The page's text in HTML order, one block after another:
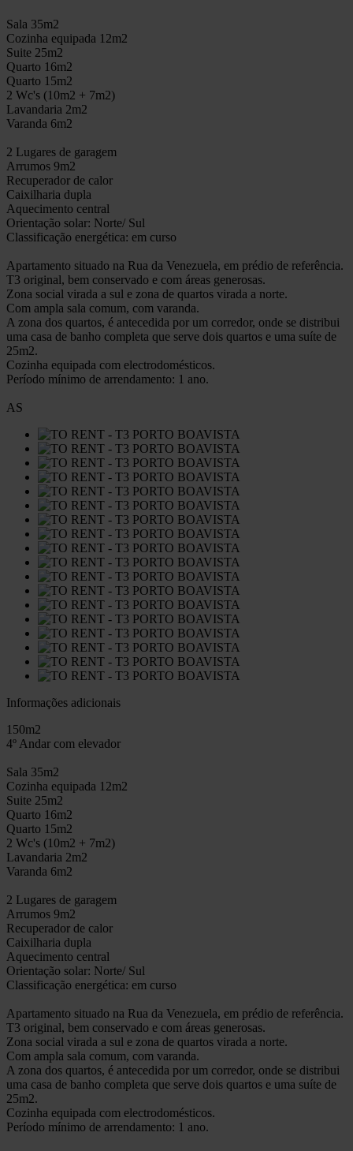
Sala 35m2
Cozinha equipada 12m2
Suite 25m2
Quarto 16m2
Quarto 15m2
2 Wc's (10m2 + 7m2)
Lavandaria 2m2
Varanda 6m2
2 Lugares de garagem
Arrumos 9m2
Recuperador de calor
Caixilharia dupla
Aquecimento central
Orientação solar: Norte/ Sul
Classificação energética: em curso
Apartamento situado na Rua da Venezuela, em prédio de referência.
T3 original, bem conservado e com áreas generosas.
Zona social virada a sul e zona de quartos virada a norte.
Com ampla sala comum, com varanda.
A zona dos quartos, é antecedida por um corredor, onde se distribui
uma casa de banho completa que serve dois quartos e uma suíte de
25m2.
Cozinha equipada com electrodomésticos.
Período mínimo de arrendamento: 1 ano.
AS
Informações adicionais
150m2
4º Andar com elevador
Sala 35m2
Cozinha equipada 12m2
Suite 25m2
Quarto 16m2
Quarto 15m2
2 Wc's (10m2 + 7m2)
Lavandaria 2m2
Varanda 6m2
2 Lugares de garagem
Arrumos 9m2
Recuperador de calor
Caixilharia dupla
Aquecimento central
Orientação solar: Norte/ Sul
Classificação energética: em curso
Apartamento situado na Rua da Venezuela, em prédio de referência.
T3 original, bem conservado e com áreas generosas.
Zona social virada a sul e zona de quartos virada a norte.
Com ampla sala comum, com varanda.
A zona dos quartos, é antecedida por um corredor, onde se distribui
uma casa de banho completa que serve dois quartos e uma suíte de
25m2.
Cozinha equipada com electrodomésticos.
Período mínimo de arrendamento: 1 ano.